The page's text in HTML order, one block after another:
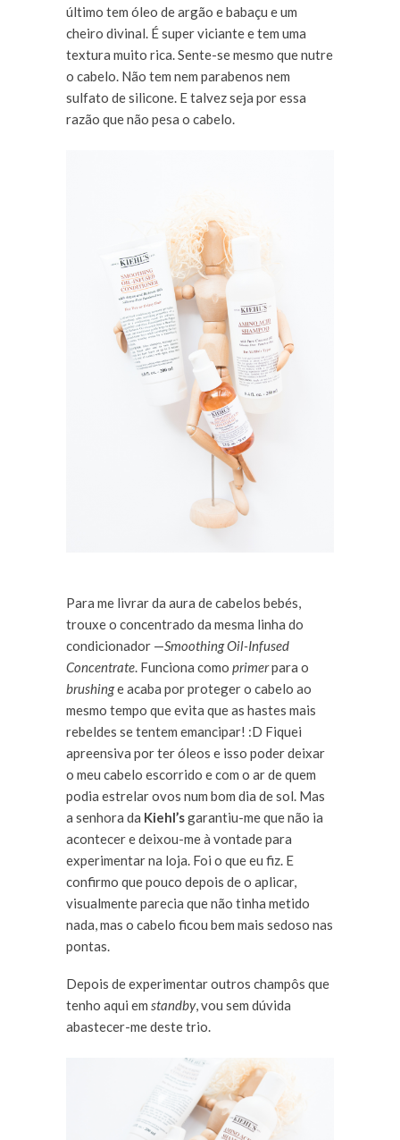
último tem óleo de argão e babaçu e um
cheiro divinal. É super viciante e tem uma
textura muito rica. Sente-se mesmo que nutre
o cabelo. Não tem nem parabenos nem
sulfato de silicone. E talvez seja por essa
razão que não pesa o cabelo.
Para me livrar da aura de cabelos bebés,
trouxe o concentrado da mesma linha do
condicionador —Smoothing Oil-Infused
Concentrate. Funciona como primerpara o
brushinge acaba por proteger o cabelo ao
mesmo tempo que evita que as hastes mais
rebeldes se tentem emancipar! :D Fiquei
apreensiva por ter óleos e isso poder deixar
o meu cabelo escorrido e com o ar de quem
podia estrelar ovos num bom dia de sol. Mas
a senhora da Kiehl’sgarantiu-me que não ia
acontecer e deixou-me à vontade para
experimentar na loja. Foi o que eu fiz. E
confirmo que pouco depois de o aplicar,
visualmente parecia que não tinha metido
nada, mas o cabelo ficou bem mais sedoso nas
pontas.
Depois de experimentar outros champôs que
tenho aqui em standby, vou sem dúvida
abastecer-me deste trio.